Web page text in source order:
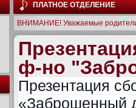
ПЛАТНОЕ ОТДЕЛЕНИЕ
ВНИМАНИЕ! Уважаемые
ф-но
Презентация
«Заброшенный